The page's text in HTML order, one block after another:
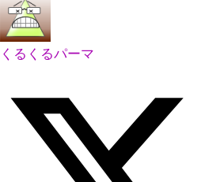
くるくるパーマ